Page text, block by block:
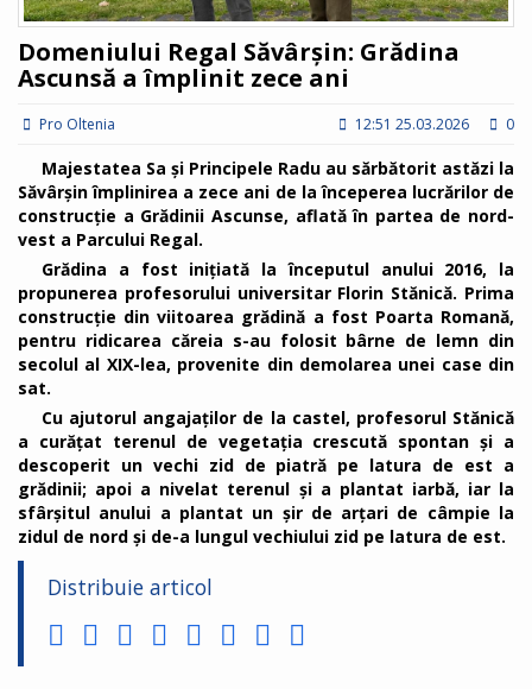
Domeniului Regal Săvârșin: Grădina
Ascunsă a împlinit zece ani
Pro Oltenia 12:51 25.03.2026 0
Majestatea Sa și Principele Radu au sărbătorit astăzi la
Săvârșin împlinirea a zece ani de la începerea lucrărilor de
construcție a Grădinii Ascunse, aflată în partea de nord-
vest a Parcului Regal.
Grădina a fost inițiată la începutul anului 2016, la
propunerea profesorului universitar Florin Stănică. Prima
construcție din viitoarea grădină a fost Poarta Romană,
pentru ridicarea căreia s-au folosit bârne de lemn din
secolul al XIX-lea, provenite din demolarea unei case din
sat.
Cu ajutorul angajaților de la castel, profesorul Stănică
a curățat terenul de vegetația crescută spontan și a
descoperit un vechi zid de piatră pe latura de est a
grădinii; apoi a nivelat terenul și a plantat iarbă, iar la
sfârșitul anului a plantat un șir de arțari de câmpie la
zidul de nord și de-a lungul vechiului zid pe latura de est.
Distribuie articol